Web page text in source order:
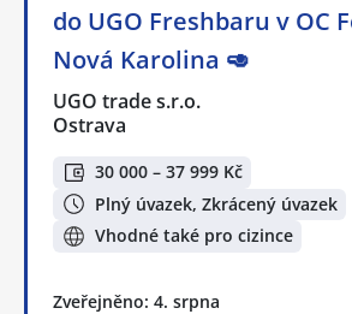
do UGO Freshbaru v OC
Nová Karolina 🥑
UGO trade s.r.o.
Ostrava
30 000 – 37 999 Kč
Plný úvazek, Zkrácený úvazek
Vhodné také pro cizince
Zveřejněno: 4. srpna